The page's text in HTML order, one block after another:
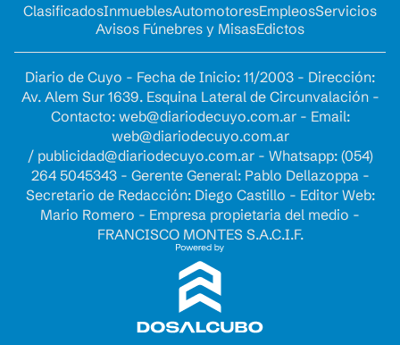
ClasificadosInmueblesAutomotoresEmpleosServicios
Avisos Fúnebres y MisasEdictos
Diario de Cuyo - Fecha de Inicio: 11/2003 - Dirección:
Av. Alem Sur 1639. Esquina Lateral de Circunvalación -
Contacto: web@diariodecuyo.com.ar- Email:
web@diariodecuyo.com.ar
/ publicidad@diariodecuyo.com.ar- Whatsapp: (054)
264 5045343 - Gerente General: Pablo Dellazoppa -
Secretario de Redacción: Diego Castillo - Editor Web:
Mario Romero - Empresa propietaria del medio -
FRANCISCO MONTES S.A.C.I.F.